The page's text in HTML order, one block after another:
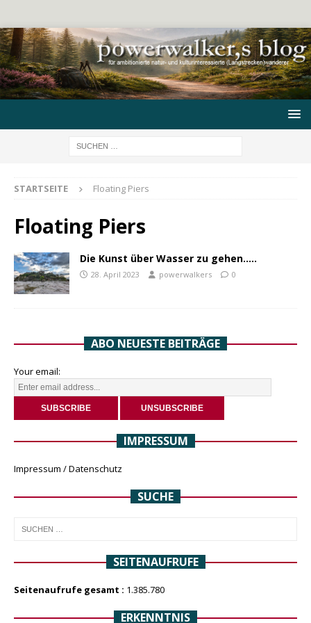
STARTSEITE Floating Piers
Floating Piers
Die Kunst über Wasser zu gehen…..
28. April 2023 powerwalkers 0
ABO NEUESTE BEITRÄGE
Your email:
IMPRESSUM
Impressum / Datenschutz
SUCHE
SEITENAUFRUFE
Seitenaufrufe gesamt : 1.385.780
ERKENNTNIS